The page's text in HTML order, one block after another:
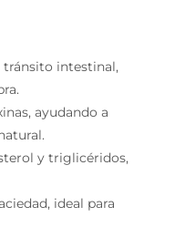
tránsito intestinal,
ayudando a
y triglicéridos,
ideal para